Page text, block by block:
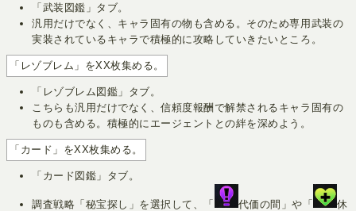
「武装図鑑」タブ。
汎用だけでなく、キャラ固有の物も含める。そのため専用武装の
実装されているキャラで積極的に攻略していきたいところ。
「レゾブレム」をXX枚集める。
「レゾブレム図鑑」タブ。
こちらも汎用だけでなく、信頼度報酬で解禁されるキャラ固有の
ものも含める。積極的にエージェントとの絆を深めよう。
「カード」をXX枚集める。
「カード図鑑」タブ。
調査戦略「秘宝探し」を選択して、「 代価の間」や「
休